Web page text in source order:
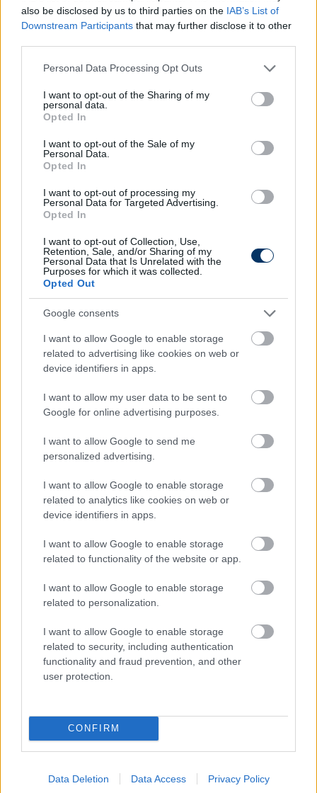
also be disclosed by us to third parties on the IAB’s List of
Downstream Participants that may further disclose it to other
Please note that this website/app uses one or more Google
not limited to your visit or usage behaviour. You may click to
grant or deny consent to Google and its third-party tags to
use your data for below specified purposes in below Google
consent section.
Personal Data Processing Opt Outs
I want to opt-out of the Sharing of my
personal data.
Opted In
I want to opt-out of the Sale of my
Personal Data.
Opted In
I want to opt-out of processing my
Personal Data for Targeted Advertising.
Opted In
I want to opt-out of Collection, Use,
Retention, Sale, and/or Sharing of my
Personal Data that Is Unrelated with the
Purposes for which it was collected.
Opted Out
Google consents
I want to allow Google to enable storage
related to advertising like cookies on web or
device identifiers in apps.
I want to allow my user data to be sent to
Google for online advertising purposes.
I want to allow Google to send me
personalized advertising.
I want to allow Google to enable storage
related to analytics like cookies on web or
device identifiers in apps.
I want to allow Google to enable storage
related to functionality of the website or app.
I want to allow Google to enable storage
related to personalization.
I want to allow Google to enable storage
related to security, including authentication
functionality and fraud prevention, and other
user protection.
CONFIRM
Data Deletion Data Access Privacy Policy
mintha nyúznák őket"
Rátámadtak a csapatbuszra a
is utazott - fotó és reakció
Ferencvárosnál is, ti azt írtok, amit
akartok"
VILÁGFOCI
Felfelé bukhat a volt Fradi-edző -
szövetségi kapitányt csinálnának
Páros lábbal rúgná ki a volt Fradi-
edzőt a válogatott csatár:
"Eredmények nincsenek és viselkedni
Stankovic elvesztette a fejét, piros
lapja után ment neki a bírónak - videó
VILÁGFOCI
legenda válthatja Stankovicot
Moszkvában - sajtóhír
VILÁGFOCI
alatt az elbukott derbi után: "Kétfajta
edző van, az, akit kirúgnak és akit..."
"Mitől fáradt el? A pénztől? Az
élettől?"
VILÁGFOCI